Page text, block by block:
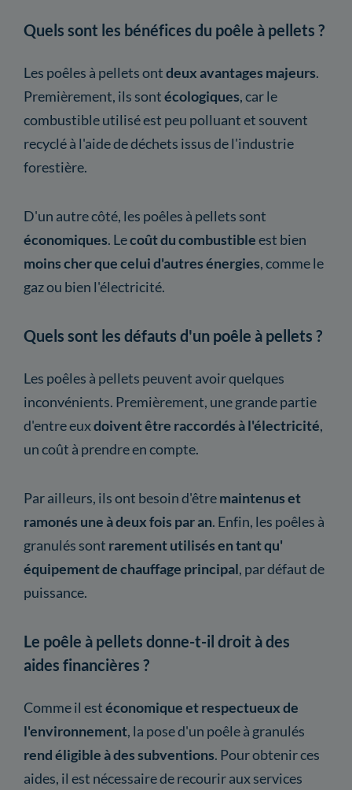
Quels sont les bénéfices du poêle à pellets ?
Les poêles à pellets ontdeux avantages majeurs.
Premièrement, ils sontécologiques, car le
combustible utilisé est peu polluant et souvent
recyclé à l'aide de déchets issus de l'industrie
forestière.
D'un autre côté, les poêles à pellets sont
économiques. Lecoût du combustibleest bien
moins cher que celui d'autres énergies, comme le
gaz ou bien l'électricité.
Quels sont les défauts d'un poêle à pellets ?
Les poêles à pellets peuvent avoir quelques
inconvénients. Premièrement, une grande partie
d'entre euxdoivent être raccordés à l'électricité,
un coût à prendre en compte.
Par ailleurs, ils ont besoin d'êtremaintenus et
ramonés une à deux fois par an. Enfin, les poêles à
granulés sont rarement utilisés en tant qu'
équipement de chauffage principal, par défaut de
puissance.
Le poêle à pellets donne-t-il droit à des
aides financières ?
Comme il estéconomique et respectueux de
l'environnement, la pose d'un poêle à granulés
rend éligible à des subventions. Pour obtenir ces
aides, il est nécessaire de recourir aux services